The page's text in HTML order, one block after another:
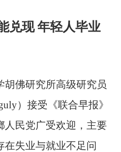
兑现 年轻人毕业
胡佛研究所高级研究员
）接受《联合早报》
人民党广受欢迎，主要
在失业与就业不足问